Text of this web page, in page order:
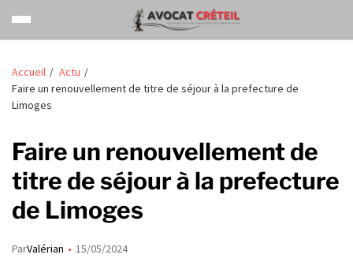
Accueil
Actu
Faire un renouvellement de titre de séjour à la prefecture de
Limoges
Faire un renouvellement de
titre de séjour à la prefecture
de Limoges
ParValérian 15/05/2024